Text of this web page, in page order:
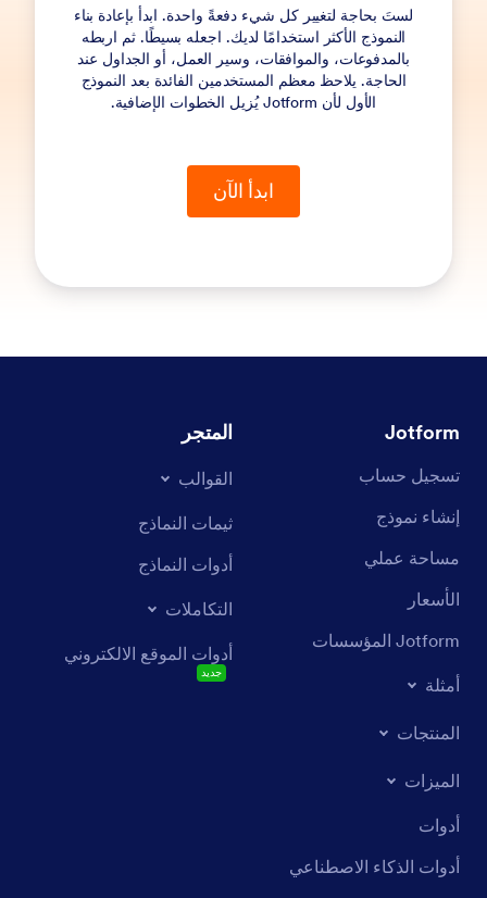
لستَ بحاجة لتغيير كل شيء دفعةً واحدة. ابدأ بإعادة بناء
النموذج الأكثر استخدامًا لديك. اجعله بسيطًا. ثم اربطه
بالمدفوعات، والموافقات، وسير العمل، أو الجداول عند
الحاجة. يلاحظ معظم المستخدمين الفائدة بعد النموذج
الأول لأن Jotform يُزيل الخطوات الإضافية.
ابدأ الآن
Jotform
تسجيل حساب
إنشاء نموذج
مساحة عملي
الأسعار
Jotform المؤسسات
أمثلة
المنتجات
الميزات
أدوات
أدوات الذكاء الاصطناعي
المتجر
القوالب
ثيمات النماذج
أدوات النماذج
التكاملات
أدوات الموقع الالكتروني
جديد